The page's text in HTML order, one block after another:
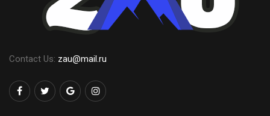
Contact Us: zau@mail.ru